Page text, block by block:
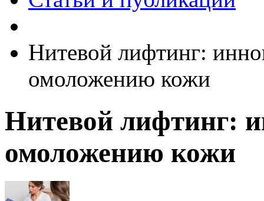
Нитевой лифтинг:
омоложению кожи
Нитевой лифтинг:
омоложению кожи